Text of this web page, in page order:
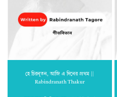
হে চিরনূতন, আজি এ দিনের প্রথম ||
Rabindranath Thakur